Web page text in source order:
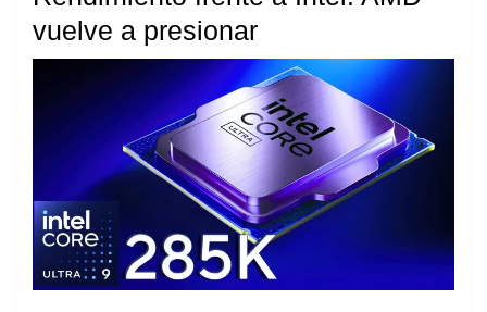
vuelve a presionar